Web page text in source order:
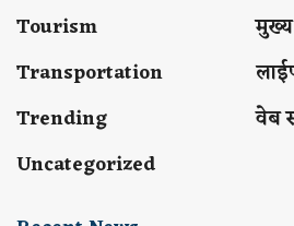
Tourism
Transportation
Trending
Uncategorized
मुख्य
वेब